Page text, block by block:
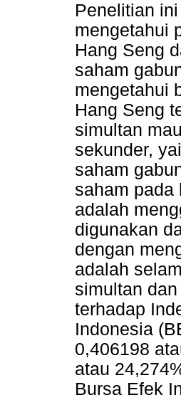
Penelitian
mengetahui
Hang Seng
saham
mengetahui
Hang Seng
simultan
sekunder,
saham
saham pada
adalah
digunakan
dengan
adalah
simultan
terhadap
Indonesia
0,406198
atau
Bursa Efek